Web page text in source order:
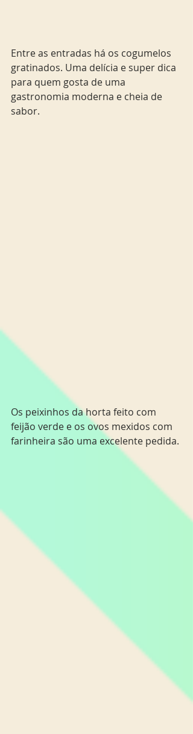
Entre as entradas há os cogumelos
gratinados. Uma delícia e super dica
para quem gosta de uma
gastronomia moderna e cheia de
sabor.
Os peixinhos da horta feito com
feijão verde e os ovos mexidos com
farinheira são uma excelente pedida.